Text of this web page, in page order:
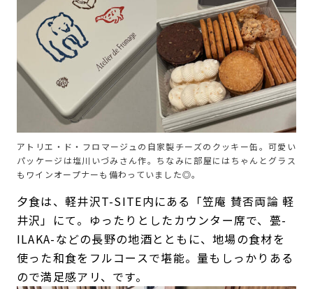
アトリエ・ド・フロマージュの自家製チーズのクッキー缶。可愛い
パッケージは塩川いづみさん作。ちなみに部屋にはちゃんとグラス
もワインオープナーも備わっていました◎。
夕食は、軽井沢T-SITE内にある「笠庵 賛否両論 軽
井沢」にて。ゆったりとしたカウンター席で、甍-
ILAKA-などの長野の地酒とともに、地場の食材を
使った和食をフルコースで堪能。量もしっかりある
ので満足感アリ、です。